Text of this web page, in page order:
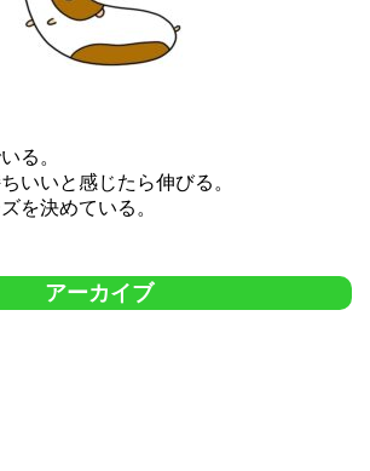
る。
いいと感じたら伸びる。
を決めている。
アーカイブ